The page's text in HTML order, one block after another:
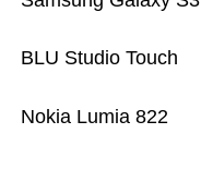
Nokia Lumia 822
BLU Studio Touch